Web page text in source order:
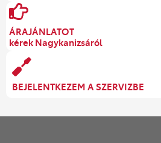
ÁRAJÁNLATOT
kérek Nagykanizsáról
BEJELENTKEZEM A SZERVIZBE